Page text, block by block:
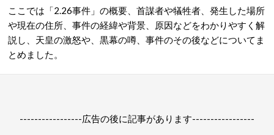
ここでは「2.26事件 」の概要、首謀者や犠牲者、発生した場所
や現在の住所、事件の経緯や背景、原因などをわかりやすく解
説し、天皇の激怒や、黒幕の噂、事件のその後などについてま
とめました。
-----------------広告の後に記事があります-----------------